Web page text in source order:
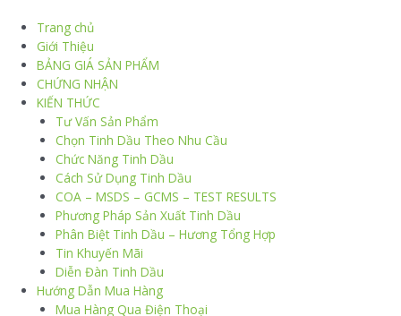
Trang chủ
Giới Thiệu
BẢNG GIÁ SẢN PHẨM
CHỨNG NHẬN
KIẾN THỨC
Tư Vấn Sản Phẩm
Chọn Tinh Dầu Theo Nhu Cầu
Chức Năng Tinh Dầu
Cách Sử Dụng Tinh Dầu
COA – MSDS – GCMS – TEST RESULTS
Phương Pháp Sản Xuất Tinh Dầu
Phân Biệt Tinh Dầu – Hương Tổng Hợp
Tin Khuyến Mãi
Diễn Đàn Tinh Dầu
Hướng Dẫn Mua Hàng
Mua Hàng Qua Điện Thoại